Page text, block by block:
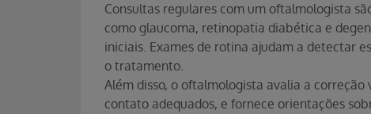
Consultas regulares com um oftalmologista
como glaucoma, retinopatia diabética e
iniciais. Exames de rotina ajudam a detectar
o tratamento.
Além disso, o oftalmologista avalia a
contato adequados, e fornece orientações